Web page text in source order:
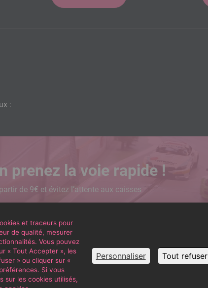
:
prenez la voie rapide !
de 9€ et évitez l’attente aux caisses
et traceurs pour
de qualité, mesurer
Vous pouvez
« Tout Accepter », les
» ou cliquer sur «
Si vous
sur les cookies utilisés,
Tout refuser
Personnaliser